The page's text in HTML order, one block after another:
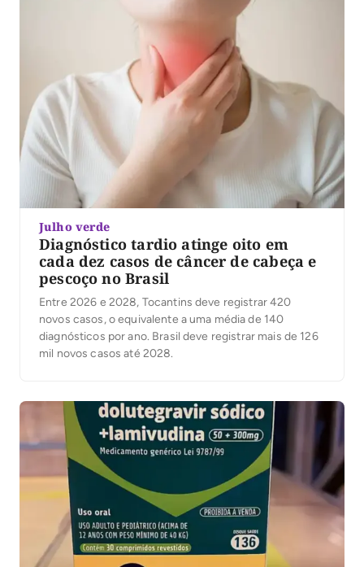
Julho verde
Diagnóstico tardio atinge oito em
cada dez casos de câncer de cabeça e
pescoço no Brasil
Entre 2026 e 2028, Tocantins deve registrar 420
novos casos, o equivalente a uma média de 140
diagnósticos por ano. Brasil deve registrar mais de 126
mil novos casos até 2028.